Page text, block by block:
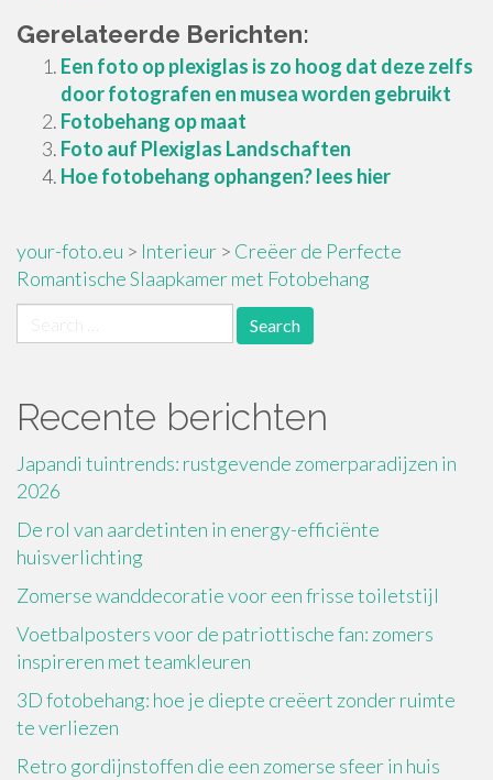
Gerelateerde Berichten:
Een foto op plexiglas is zo hoog dat deze zelfs
door fotografen en musea worden gebruikt
Fotobehang op maat
Foto auf Plexiglas Landschaften
Hoe fotobehang ophangen? lees hier
your-foto.eu > Interieur > Creëer de Perfecte
Romantische Slaapkamer met Fotobehang
for:
Recente berichten
Japandi tuintrends: rustgevende zomerparadijzen in
2026
De rol van aardetinten in energy-efficiënte
huisverlichting
Zomerse wanddecoratie voor een frisse toiletstijl
Voetbalposters voor de patriottische fan: zomers
inspireren met teamkleuren
3D fotobehang: hoe je diepte creëert zonder ruimte
te verliezen
Retro gordijnstoffen die een zomerse sfeer in huis